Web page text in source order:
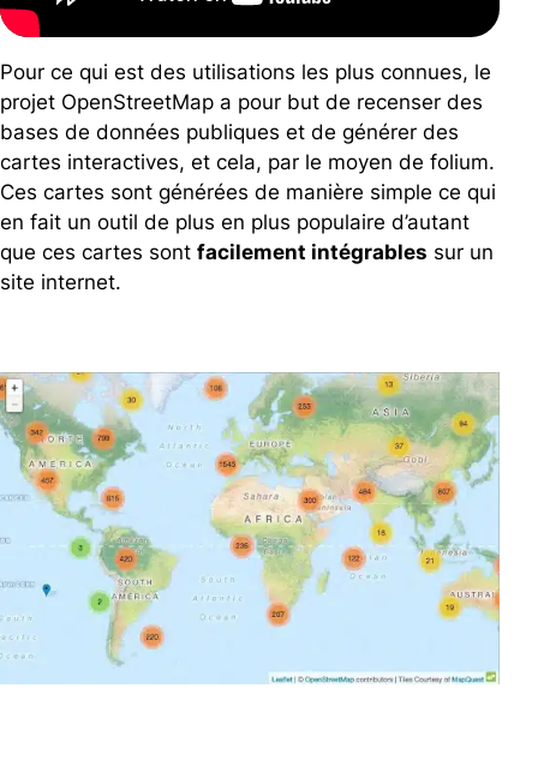
Pour ce qui est des utilisations les plus connues, le
projet OpenStreetMap a pour but de recenser des
bases de données publiques et de générer des
cartes interactives, et cela, par le moyen de folium.
Ces cartes sont générées de manière simple ce qui
en fait un outil de plus en plus populaire d’autant
que ces cartes sont facilement intégrables sur un
site internet.